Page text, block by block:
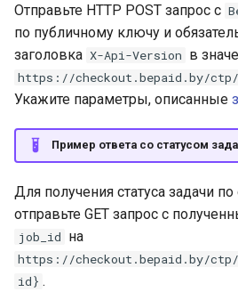
Отправьте HTTP POST запрос с
по публичному ключу и
заголовка X-Api-Version в
https://checkout.bepaid.by/ctp/
Укажите параметры, описанные
Пример ответа со статусом
Для получения статуса задачи
отправьте GET запрос с
job_id на
https://checkout.bepaid.by/
id} .